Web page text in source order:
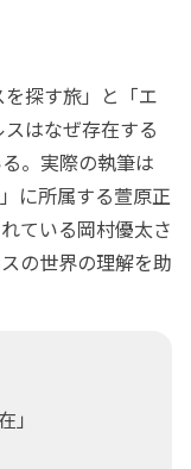
探す旅」と「エ
スはなぜ存在する
。実際の執筆は
に所属する萱原正
ている岡村優太さ
の世界の理解を助
」